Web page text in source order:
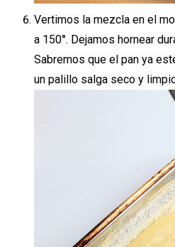
Vertimos la mezcla en el
a 150°. Dejamos hornear
Sabremos que el pan ya
un palillo salga seco y